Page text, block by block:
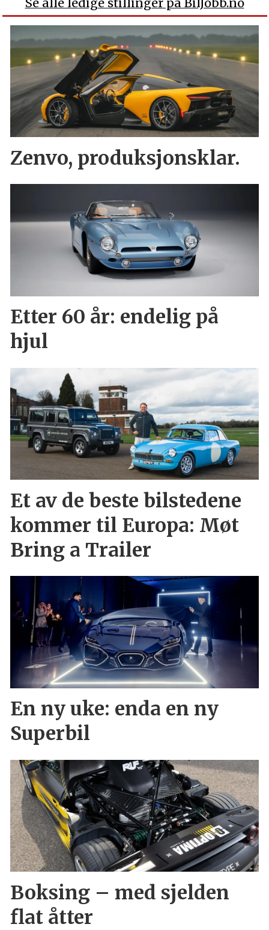
Zenvo, produksjonsklar.
Etter 60 år: endelig på
hjul
Et av de beste bilstedene
kommer til Europa: Møt
Bring a Trailer
En ny uke: enda en ny
Superbil
Boksing – med sjelden
flat åtter